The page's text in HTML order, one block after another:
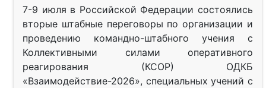
7-9 июля в Российской Федерации состоялись
вторые штабные переговоры по организации и
проведению командно-штабного учения с
Коллективными силами оперативного
реагирования (КСОР) ОДКБ
«Взаимодействие-2026», специальных учений с